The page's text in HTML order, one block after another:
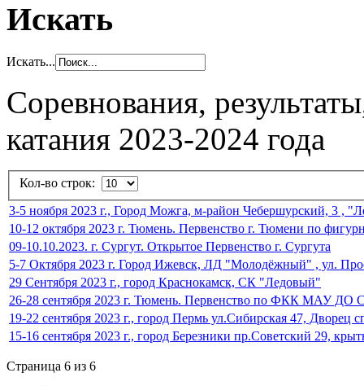
Искать
Искать...
Соревнования,
катания 2023-2024 года
Кол-во строк:
3-5 ноября 2023 г., Город Можга, м-район Чебершурский, 3 ,
10-12 октября 2023 г. Тюмень. Первенство г. Тюмени по
09-10.10.2023. г. Сургут. Открытое Первенство г. Сургута
5-7 Октября 2023 г. Город Ижевск, ЛД "Молодёжный" , ул.
29 Сентября 2023 г., город Краснокамск, СК "Ледовый"
26-28 сентября 2023 г. Тюмень. Первенство по ФКК МАУ
19-22 сентября 2023 г., город Пермь ул.Сибирская 47, Дворец
15-16 сентября 2023 г., город Березники пр.Советский 29,
Страница 6 из 6